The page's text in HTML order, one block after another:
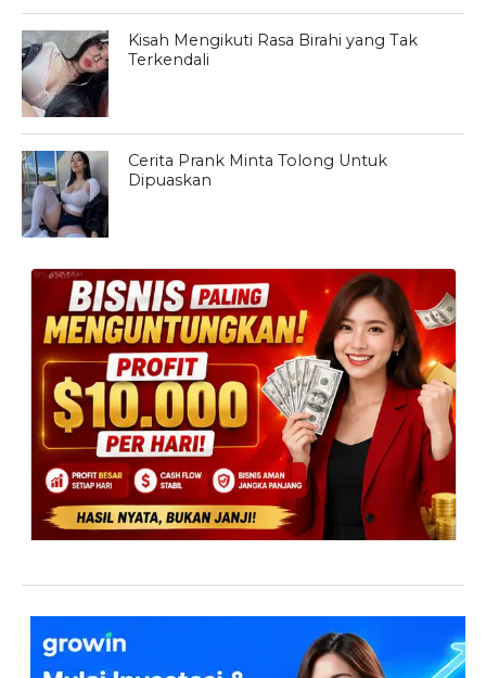
Kisah Mengikuti Rasa Birahi yang Tak
Terkendali
Cerita Prank Minta Tolong Untuk
Dipuaskan